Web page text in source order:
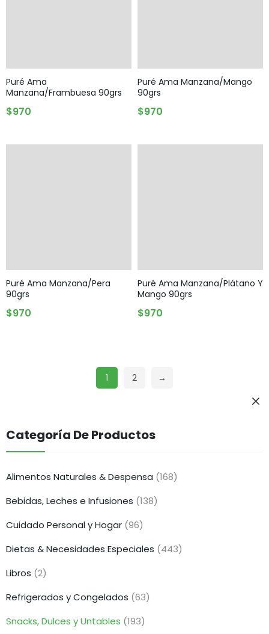
Puré Ama
Manzana/frambuesa 90grs
$970
Puré Ama Manzana/Mango
90grs
$970
Puré Ama Manzana/pera
90grs
$970
Puré Ama Manzana/Plátano Y
Mango 90grs
$970
1 2 →
Categoría De Productos
Alimentos Naturales & Despensa (168)
Bebidas, Leches e Infusiones (138)
Cuidado Personal y Hogar (96)
Dietas & Necesidades Especiales (443)
Libros (2)
Refrigerados y Congelados (63)
Snacks, Dulces y Untables (193)